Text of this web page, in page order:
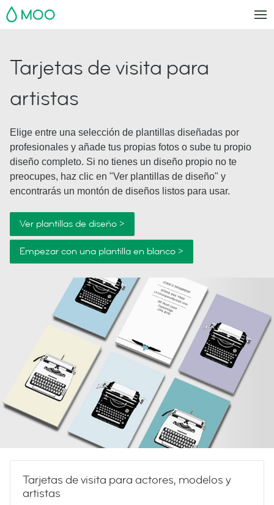
MOO
Tarjetas de visita para
artistas
Elige entre una selección de plantillas diseñadas por
profesionales y añade tus propias fotos o sube tu propio
diseño completo. Si no tienes un diseño propio no te
preocupes, haz clic en "Ver plantillas de diseño" y
encontrarás un montón de diseños listos para usar.
Ver plantillas de diseño >
Empezar con una plantilla en blanco >
Tarjetas de visita para actores, modelos y
artistas